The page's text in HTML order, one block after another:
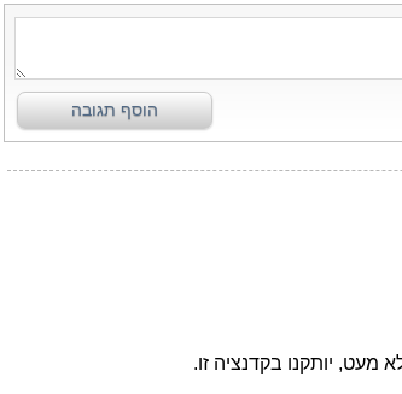
הוסף תגובה